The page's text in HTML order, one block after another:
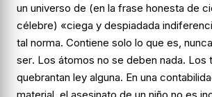
un universo de (en la frase honesta de
célebre) «ciega y despiadada
tal norma. Contiene solo lo que es,
ser. Los átomos no se deben nada. Los
quebrantan ley alguna. En una